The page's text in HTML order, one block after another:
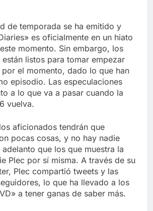
paranormales con
binoculares de visión
nocturna y reuniones de
secuestrados
7 Años Atrás
La Inteligencia Artificial
deepfake de Samsung
fabrica un clip de
movimiento desde una
sola foto
7 Años Atrás
de temporada se ha emitido y
es oficialmente en un hiato
momento. Sin embargo, los
listos para tomar empezar
por el momento, dado lo que han
episodio. Las especulaciones
a lo que va a pasar cuando la
vuelva.
aficionados tendrán que
pocas cosas, y no hay nadie
que los que muestra la
Plec por sí misma. A través de su
Plec compartió tweets y las
lo que ha llevado a los
a tener ganas de saber más.